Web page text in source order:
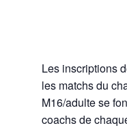
Les inscriptions
les matchs du
M16/adulte se
coachs de